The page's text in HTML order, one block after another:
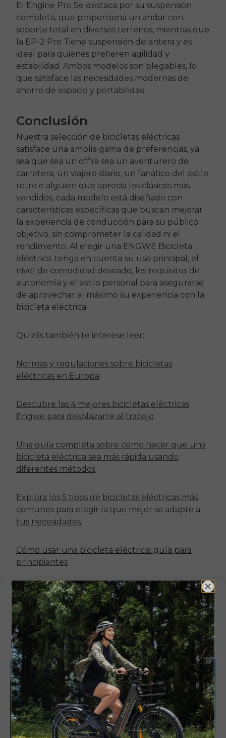
El Engine Pro Se destaca por su suspensión
completa, que proporciona un andar con
soporte total en diversos terrenos, mientras que
la EP-2 Pro Tiene suspensión delantera y es
ideal para quienes prefieren agilidad y
estabilidad. Ambos modelos son plegables, lo
que satisface las necesidades modernas de
ahorro de espacio y portabilidad.
Conclusión
Nuestra selección de bicicletas eléctricas
satisface una amplia gama de preferencias, ya
sea que sea un offYa sea un aventurero de
carretera, un viajero diario, un fanático del estilo
retro o alguien que aprecia los clásicos más
vendidos, cada modelo está diseñado con
características específicas que buscan mejorar
la experiencia de conducción para su público
objetivo, sin comprometer la calidad ni el
rendimiento. Al elegir una ENGWE Bicicleta
eléctrica: tenga en cuenta su uso principal, el
nivel de comodidad deseado, los requisitos de
autonomía y el estilo personal para asegurarse
de aprovechar al máximo su experiencia con la
bicicleta eléctrica.
Quizás también te interese leer:
Normas y regulaciones sobre bicicletas
eléctricas en Europa
Descubre las 4 mejores bicicletas eléctricas
Engwe para desplazarte al trabajo
Una guía completa sobre cómo hacer que una
bicicleta eléctrica sea más rápida usando
diferentes métodos
Explora los 5 tipos de bicicletas eléctricas más
comunes para elegir la que mejor se adapte a
tus necesidades.
Cómo usar una bicicleta eléctrica: guía para
principiantes
Compartir:
Related Articles
anytime.